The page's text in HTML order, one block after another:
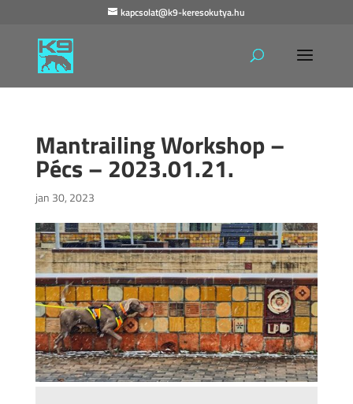
kapcsolat@k9-keresokutya.hu
Mantrailing Workshop –
Pécs – 2023.01.21.
jan 30, 2023